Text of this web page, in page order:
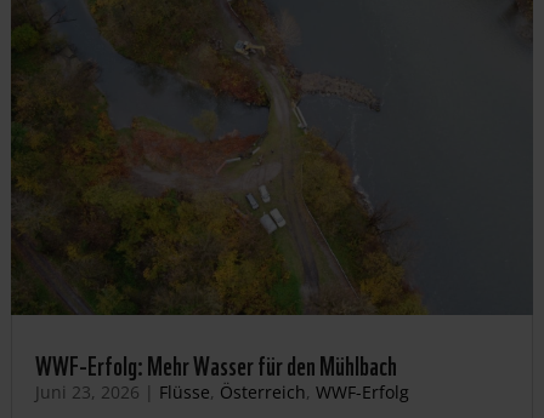
WWF-Erfolg: Mehr Wasser für den Mühlbach
Juni 23, 2026 | Flüsse, Österreich, WWF-Erfolg